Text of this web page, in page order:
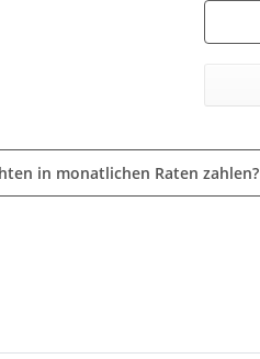
in monatlichen Raten zahlen?